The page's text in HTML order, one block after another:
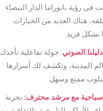
في رؤية بانوراما الدار البيضاء
هناك العديد من الخيارات
بشكل فريد
الصوتي: جولة تفاعلية تأخذك
المدينة، وتكشف لك أسرارها
ممتع وسهل
سياحية مع مرشد محترف: تجربة